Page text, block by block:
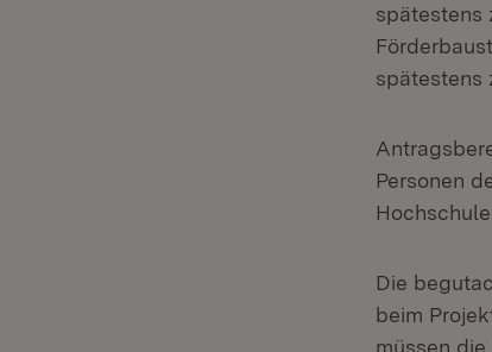
spätestens
spätestens
Personen
Die
beim
müssen